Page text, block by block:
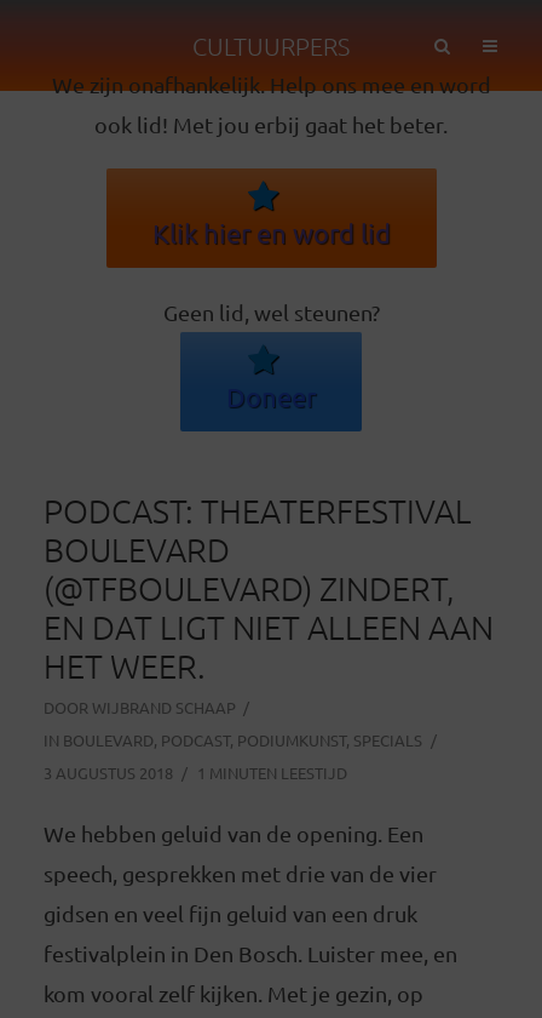
CULTUURPERS
We zijn onafhankelijk. Help ons mee en word
ook lid! Met jou erbij gaat het beter.
Klik hier en word lid
Geen lid, wel steunen?
Doneer
PODCAST: THEATERFESTIVAL
BOULEVARD
(@TFBOULEVARD) ZINDERT,
EN DAT LIGT NIET ALLEEN AAN
HET WEER.
DOOR WIJBRAND SCHAAP
IN BOULEVARD, PODCAST, PODIUMKUNST, SPECIALS
3 AUGUSTUS 2018
1 MINUTEN LEESTIJD
We hebben geluid van de opening. Een
speech, gesprekken met drie van de vier
gidsen en veel fijn geluid van een druk
festivalplein in Den Bosch. Luister mee, en
kom vooral zelf kijken. Met je gezin, op